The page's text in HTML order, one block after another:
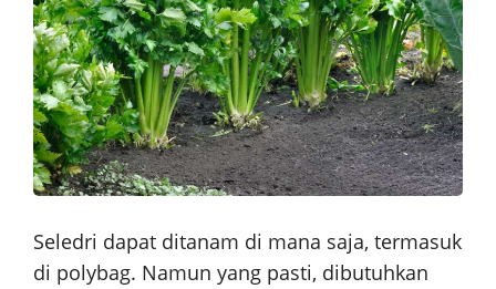
Seledri dapat ditanam di mana saja, termasuk
di polybag. Namun yang pasti, dibutuhkan